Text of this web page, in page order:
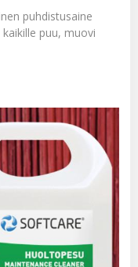
puhdistusaine
puu, muovi